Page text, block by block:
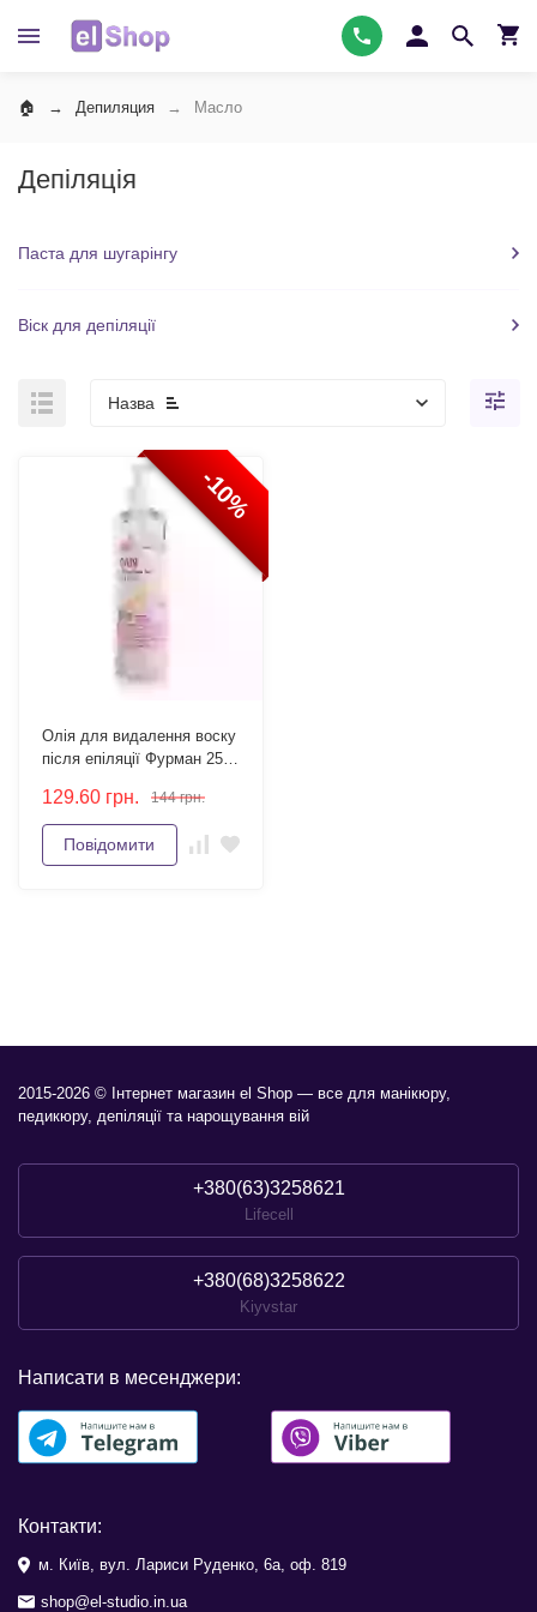
Депиляция Масло
Депіляція
Паста для шугарінгу
Віск для депіляції
Назва
-10%
Олія для видалення воску
після епіляції Фурман 250
129.60 грн. 144 грн.
Повідомити
2015-2026 © Інтернет магазин el Shop — все для манікюру,
педикюру, депіляції та нарощування вій
+380(63)3258621
Lifecell
+380(68)3258622
Kiyvstar
Написати в месенджери:
Контакти:
м. Київ, вул. Лариси Руденко, 6а, оф. 819
shop@el-studio.in.ua